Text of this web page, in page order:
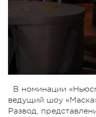
В номинации
ведущий шоу
Развод,